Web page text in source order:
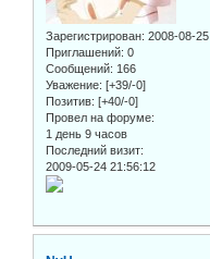
Зарегистрирован: 2008-08-25
Приглашений: 0
Сообщений: 166
Уважение: [+39/-0]
Позитив: [+40/-0]
Провел на форуме:
1 день 9 часов
Последний визит:
2009-05-24 21:56:12